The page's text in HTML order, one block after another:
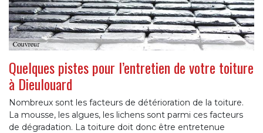
Quelques pistes pour l’entretien de votre toiture
à Dieulouard
Nombreux sont les facteurs de détérioration de la toiture.
La mousse, les algues, les lichens sont parmi ces facteurs
de dégradation. La toiture doit donc être entretenue